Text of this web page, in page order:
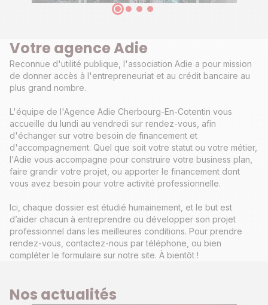
Votre agence Adie
Reconnue d'utilité publique, l'association Adie a pour mission
de donner accès à l'entrepreneuriat et au crédit bancaire au
plus grand nombre.
L'équipe de l'Agence Adie Cherbourg-En-Cotentin vous
accueille du lundi au vendredi sur rendez-vous, afin
d'échanger sur votre besoin de financement et
d'accompagnement. Quel que soit votre statut ou votre métier,
l'Adie vous accompagne pour construire votre business plan,
faire grandir votre projet, ou apporter le financement dont
vous avez besoin pour votre activité professionnelle.
Ici, chaque dossier est étudié humainement, et le but est
d’aider chacun à entreprendre ou développer son projet
professionnel dans les meilleures conditions. Pour prendre
rendez-vous, contactez-nous par téléphone, ou bien
compléter le formulaire sur notre site. À bientôt !
Nos actualités